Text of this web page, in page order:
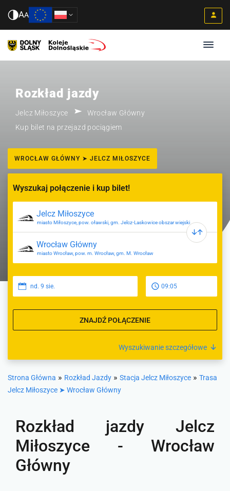
AA
Rozkład jazdy
Jelcz Miłoszyce
Wrocław Główny
Kup bilet na przejazd pociągiem
WROCŁAW GŁÓWNY ➤ JELCZ MIŁOSZYCE
Wyszukaj połączenie i kup bilet!
miasto Miłoszyce, pow. oławski, gm. Jelcz-Laskowice obszar wiejski
miasto Wrocław, pow. m. Wrocław, gm. M. Wrocław
nd. 9 sie. 09:05
ZNAJDŹ POŁĄCZENIE
Wyszukiwanie szczegółowe
Strona Główna » Rozkład Jazdy » Stacja Jelcz Miłoszyce » Trasa
Jelcz Miłoszyce ➤ Wrocław Główny
Rozkład jazdy Jelcz
Miłoszyce - Wrocław
Główny